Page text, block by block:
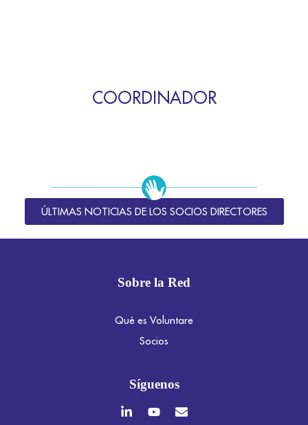
COORDINADOR
ÚLTIMAS NOTICIAS DE LOS SOCIOS DIRECTORES
Sobre la Red
Qué es Voluntare
Socios
Síguenos